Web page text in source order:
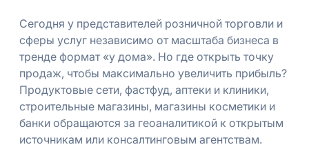
Сегодня у представителей розничной торговли и
сферы услуг независимо от масштаба бизнеса в
тренде формат «у дома». Но где открыть точку
продаж, чтобы максимально увеличить прибыль?
Продуктовые сети, фастфуд, аптеки и клиники,
строительные магазины, магазины косметики и
банки обращаются за геоаналитикой к открытым
источникам или консалтинговым агентствам.